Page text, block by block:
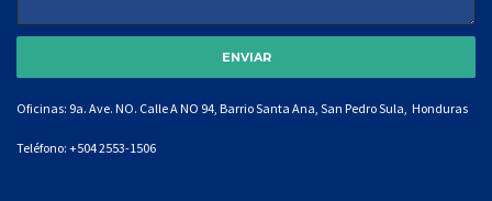
Oficinas: 9a. Ave. NO. Calle A NO 94, Barrio Santa Ana, San Pedro Sula, Honduras
Teléfono: +504 2553-1506